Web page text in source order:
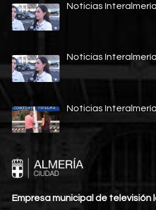
Noticias
Noticias
Noticias
Empresa municipal de televisión